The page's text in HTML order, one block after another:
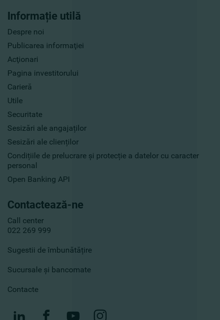
Informație utilă
Despre noi
Publicarea informaţiei
Acţionari
Pagina investitorului
Carieră
Utile
Securitate
Sesizări ale angajaților
Sesizări ale clienților
Condițiile de prelucrare și protecție a datelor cu caracter
personal
Open Banking API
Contactează-ne
Call center
022 269 999
Sugestii de îmbunătățire
Sucursale și bancomate
Contacte